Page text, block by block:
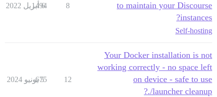
to maintain your Discourse
instances?
Self-hosting
8
1494
6 أبريل 2022
Your Docker installation is not
working correctly - no space left
on device - safe to use
./launcher cleanup?
12
675
5 يونيو 2024